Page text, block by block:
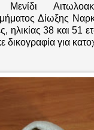
Δίωξης
ηλικίας 38 και 51
δικογραφία για